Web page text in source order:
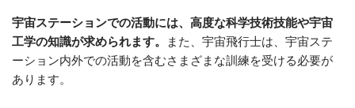
宇宙ステーションでの活動には、高度な科学技術技能や宇宙
工学の知識が求められます。
また、宇宙飛行士は、宇宙ステ
ーション内外での活動を含むさまざまな訓練を受ける必要が
あります。